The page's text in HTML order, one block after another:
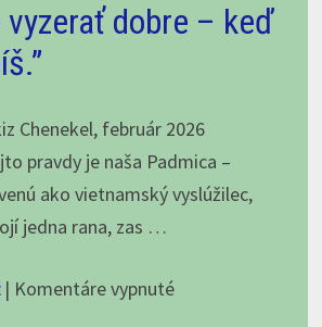
február
2026
vyzerať dobre – keď
Chenekel, február 2026
pravdy je naša Padmica –
ako vietnamský vyslúžilec,
jedna rana, zas …
| Komentáre vypnuténa